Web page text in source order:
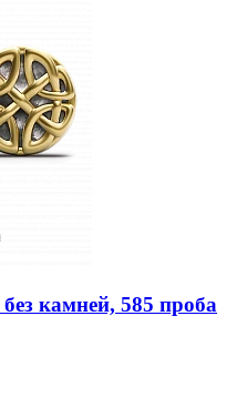
камней, 585 проба